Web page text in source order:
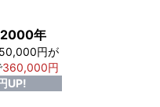
2000年
円が
360,000円
UP!